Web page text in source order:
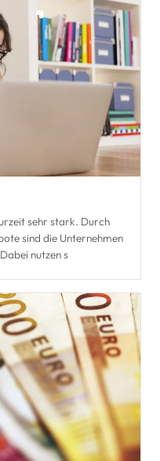
sehr stark. Durch
sind die Unternehmen
nutzen s